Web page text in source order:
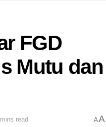
FGD
Mutu dan
read AA